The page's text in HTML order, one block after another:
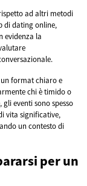
ad altri metodi
di dating online,
evidenza la
un format chiaro e
chi è timido o
eventi sono spesso
vita significative,
un contesto di
per un